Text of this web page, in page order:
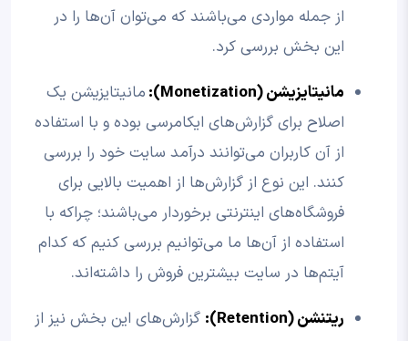
از جمله مواردی می‌باشند که می‌توان آن‌ها را در
این بخش بررسی کرد.
مانیتایزیشن (Monetization):
مانیتایزیشن یک
اصلاح برای گزارش‌های ایکامرسی بوده و با استفاده
از آن کاربران می‌توانند درآمد سایت خود را بررسی
کنند. این نوع از گزارش‌ها از اهمیت بالایی برای
فروشگاه‌های اینترنتی برخوردار می‌باشند؛ چراکه با
استفاده از آن‌ها ما می‌توانیم بررسی کنیم که کدام
آیتم‌ها در سایت بیشترین فروش را داشته‌اند.
ریتنشن (Retention):
گزارش‌های این بخش نیز از